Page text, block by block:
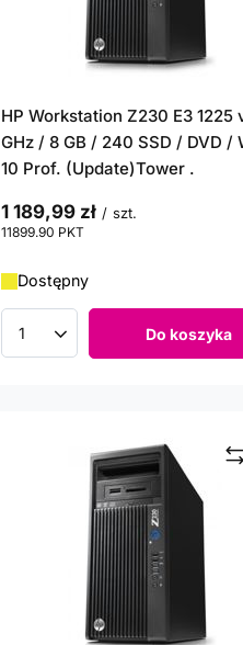
HP Workstation Z230 E3 1225
GHz / 8 GB / 240 SSD / DVD /
10 Prof. (Update)Tower .
1 189,99 zł / szt.
11899.90 PKT
Dostępny
Ilość produktów Do koszyka